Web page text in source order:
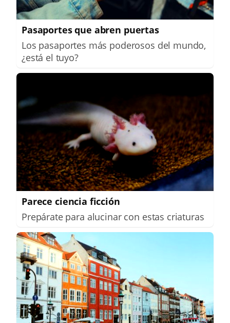
Pasaportes que abren puertas
Los pasaportes más poderosos del mundo,
¿está el tuyo?
Parece ciencia ficción
Prepárate para alucinar con estas criaturas